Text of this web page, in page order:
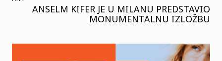
ANSELM KIFER JE U MILANU PREDSTAVIO
MONUMENTALNU IZLOŽBU